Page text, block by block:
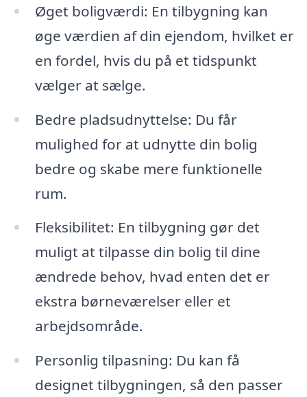
Øget boligværdi: En tilbygning kan
øge værdien af din ejendom, hvilket er
en fordel, hvis du på et tidspunkt
vælger at sælge.
Bedre pladsudnyttelse: Du får
mulighed for at udnytte din bolig
bedre og skabe mere funktionelle
rum.
Fleksibilitet: En tilbygning gør det
muligt at tilpasse din bolig til dine
ændrede behov, hvad enten det er
ekstra børneværelser eller et
arbejdsområde.
Personlig tilpasning: Du kan få
designet tilbygningen, så den passer